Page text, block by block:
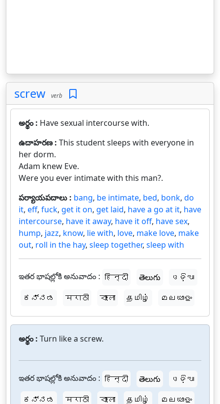
screw verb
అర్థం : Have sexual intercourse with.
ఉదాహరణ : This student sleeps with everyone in
her dorm.
Adam knew Eve.
Were you ever intimate with this man?.
పర్యాయపదాలు : bang, be intimate, bed, bonk, do
it, eff, fuck, get it on, get laid, have a go at it, have
intercourse, have it away, have it off, have sex,
hump, jazz, know, lie with, love, make love, make
out, roll in the hay, sleep together, sleep with
ఇతర భాషల్లోకి అనువాదం : हिन्दी తెలుగు
ଓଡ଼ିଆ
ಕನ್ನಡ
मराठी বাংলা தமிழ் മലയാളം
అర్థం : Turn like a screw.
ఇతర భాషల్లోకి అనువాదం : हिन्दी తెలుగు
ଓଡ଼ିଆ
ಕನ್ನಡ
मराठी বাংলা தமிழ் മലയാളം